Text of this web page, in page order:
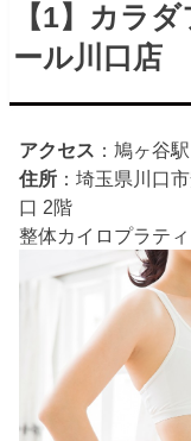
【1】カラ
ール川口店
アクセス ：鳩ヶ谷
住所 ：埼玉県川口
口 2階
整体カイロプラテ